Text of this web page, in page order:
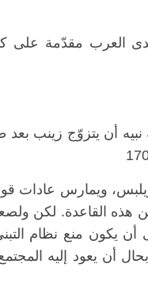
العرب مقدّمة على
أن يتزوّج زينب بعد
ويمارس عادات
القاعدة. لكن
يكون منع نظام
أن يعود إليه